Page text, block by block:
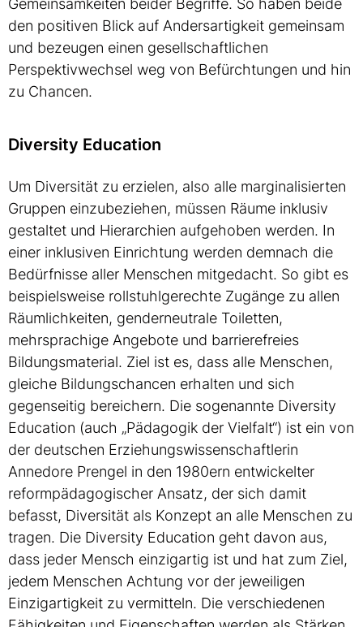
Gemeinsamkeiten beider Begriffe. So haben beide
den positiven Blick auf Andersartigkeit gemeinsam
und bezeugen einen gesellschaftlichen
Perspektivwechsel weg von Befürchtungen und hin
zu Chancen.
Diversity Education
Um Diversität zu erzielen, also alle marginalisierten
Gruppen einzubeziehen, müssen Räume inklusiv
gestaltet und Hierarchien aufgehoben werden. In
einer inklusiven Einrichtung werden demnach die
Bedürfnisse aller Menschen mitgedacht. So gibt es
beispielsweise rollstuhlgerechte Zugänge zu allen
Räumlichkeiten, genderneutrale Toiletten,
mehrsprachige Angebote und barrierefreies
Bildungsmaterial. Ziel ist es, dass alle Menschen,
gleiche Bildungschancen erhalten und sich
gegenseitig bereichern. Die sogenannte Diversity
Education (auch „Pädagogik der Vielfalt“) ist ein von
der deutschen Erziehungswissenschaftlerin
Annedore Prengel in den 1980ern entwickelter
reformpädagogischer Ansatz, der sich damit
befasst, Diversität als Konzept an alle Menschen zu
tragen. Die Diversity Education geht davon aus,
dass jeder Mensch einzigartig ist und hat zum Ziel,
jedem Menschen Achtung vor der jeweiligen
Einzigartigkeit zu vermitteln. Die verschiedenen